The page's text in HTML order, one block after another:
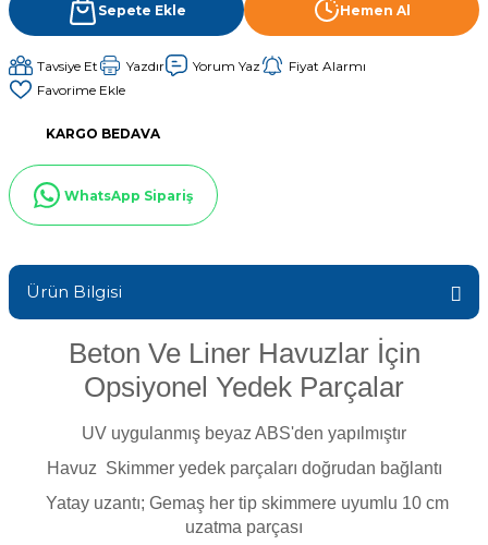
Sıvı Ph- Düşürücü
Toz Ph+ Yükseltici
Selenoid
e Pool Expert
Havuz Kış Kimyasalı
Havuz Elektrik
Havuz Sarf
Havuz
Bahçe Süs Havuzu
Endüstriyel Blower
Sepete Ekle Hemen Al
Tavsiye Et Yazdır Yorum Yaz Fiyat Alarmı
KARGO BEDAVA
WhatsApp Sipariş
Ürün Bilgisi
Beton Ve Liner Havuzlar İçin
Opsiyonel Yedek Parçalar
UV uygulanmış beyaz ABS'den yapılmıştır
Havuz Skimmer yedek parçaları doğrudan bağlantı
Yatay uzantı; Gemaş her tip skimmere uyumlu 10 cm
uzatma parçası